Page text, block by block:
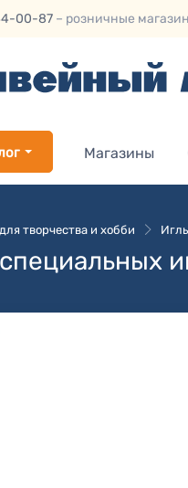
00-87 – розничные
Магазины
творчества и хобби